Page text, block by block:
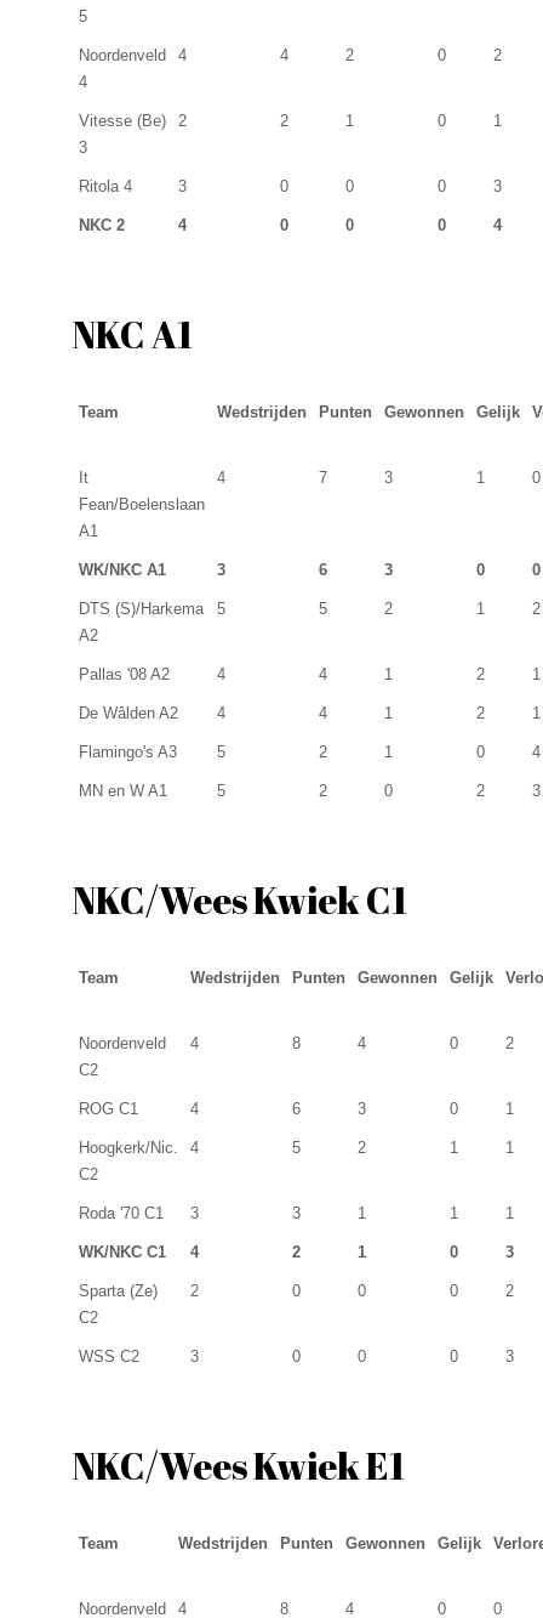
5
Noordenveld
4
4 4 2 0 2
Vitesse (Be)
3
2 2 1 0 1
Ritola 4 3 0 0 0 3
NKC 2 4 0 0 0 4
NKC A1
Team Wedstrijden Punten Gewonnen Gelijk
It
Fean/Boelenslaan
A1
4 7 3 1 0
WK/NKC A1 3 6 3 0 0
DTS (S)/Harkema
A2
5 5 2 1 2
Pallas '08 A2 4 4 1 2 1
De Wâlden A2 4 4 1 2 1
Flamingo's A3 5 2 1 0 4
MN en W A1 5 2 0 2 3
NKC/Wees Kwiek C1
Team Wedstrijden Punten Gewonnen Gelijk
Noordenveld
C2
4 8 4 0 2
ROG C1 4 6 3 0 1
Hoogkerk/Nic.
C2
4 5 2 1 1
Roda '70 C1 3 3 1 1 1
WK/NKC C1 4 2 1 0 3
Sparta (Ze)
C2
2 0 0 0 2
WSS C2 3 0 0 0 3
NKC/Wees Kwiek E1
Team Wedstrijden Punten Gewonnen Gelijk
Noordenveld 4 8 4 0 0